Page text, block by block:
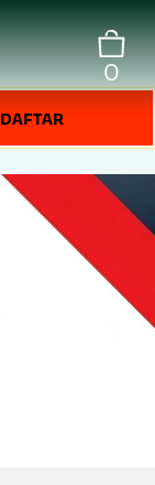
0
DAFTAR